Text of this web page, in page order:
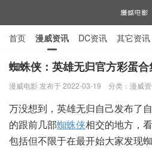
首页 漫威资讯 DC资讯 其它资讯
电视剧资源 漫威图片
蜘蛛侠：英雄无归官方彩蛋
漫威电影 发布于 2022-03-19 分类： 漫威
万没想到，英雄无归自己发布了
的跟前几部蜘蛛侠相交的地方，
包括但不限于在最开始大家发现